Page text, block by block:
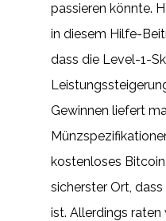
passieren könnte.
in diesem Hilfe-
dass die Level-1-
Gewinnen liefert
kostenloses
sicherster Ort,
ist. Allerdings